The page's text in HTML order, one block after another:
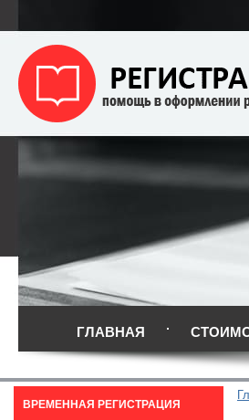
ГЛАВНАЯ
ВРЕМЕННАЯ РЕГИСТРАЦИЯ